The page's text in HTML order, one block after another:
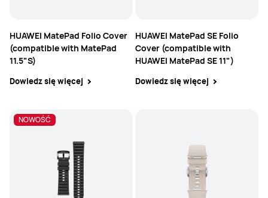
HUAWEI MatePad Folio Cover
(compatible with MatePad
11.5"S)
Dowiedz się więcej
HUAWEI MatePad SE Folio
Cover (compatible with
HUAWEI MatePad SE 11")
Dowiedz się więcej
NOWOŚĆ